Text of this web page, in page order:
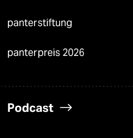
panterstiftung
panterpreis 2026
Podcast